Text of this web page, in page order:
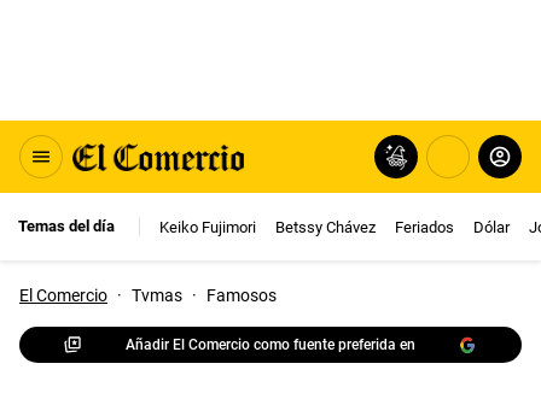
Temas del día Keiko Fujimori Betssy Chávez Feriados Dólar
El Comercio · Tvmas · Famosos
Añadir El Comercio como fuente preferida en